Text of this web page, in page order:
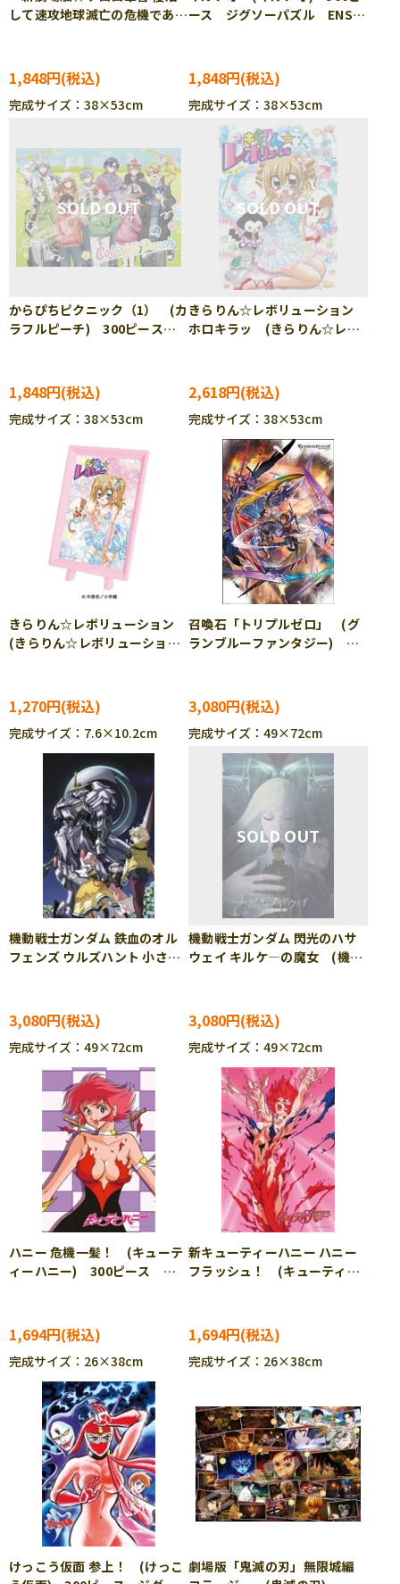
して速攻地球滅亡の危機であり
ENS-500-903
1,848円
完成サイズ：38×53cm
ース ジグソーパズル ENS-
1,848円
完成サイズ：38×53cm
からぴちピクニック（1） (カ
ラフルピーチ) 300ピース
1,848円
完成サイズ：38×53cm
きらりん☆レボリューション
ホロキラッ (きらりん☆レボ
769
2,618円
完成サイズ：38×53cm
きらりん☆レボリューション
(きらりん☆レボリューショ
1,270円
完成サイズ：7.6×10.2cm
召喚石「トリプルゼロ」 (グ
ランブルーファンタジー)
3,080円
完成サイズ：49×72cm
機動戦士ガンダム 鉄血のオル
フェンズ ウルズハント 小さな
パズル BEV-1000-134
3,080円
完成サイズ：49×72cm
機動戦士ガンダム 閃光のハサ
ウェイ キルケ―の魔女 (機動
156
3,080円
完成サイズ：49×72cm
ハニー 危機一髪！ (キューテ
ィーハニー) 300ピース ジ
1,694円
完成サイズ：26×38cm
新キューティーハニー ハニー
フラッシュ！ (キューティー
1,694円
完成サイズ：26×38cm
けっこう仮面 参上！ (けっこ 劇場版「鬼滅の刃」無限城編